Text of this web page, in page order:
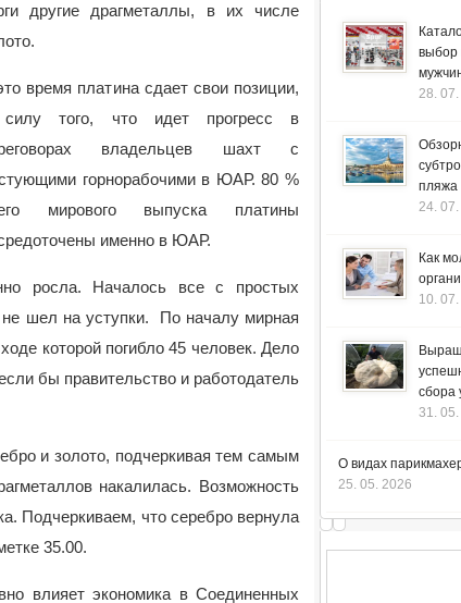
другие драгметаллы, в их числе
время платина сдает свои позиции,
того, что идет прогресс в
владельцев шахт с
горнорабочими в ЮАР. 80 %
мирового выпуска платины
именно в ЮАР.
росла. Началось все с простых
не шел на уступки. По началу мирная
которой погибло 45 человек. Дело
бы правительство и работодатель
и золото, подчеркивая тем самым
накалилась. Возможность
Подчеркиваем, что серебро вернула
35.00.
влияет экономика в Соединенных
выбор
28.
пляжа
24.
Как
10.
сбора
31.
О видах
25. 05. 2026